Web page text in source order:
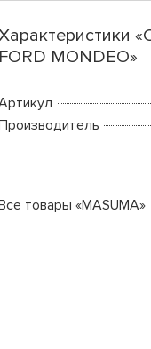
FORD MONDEO»
товары «MASUMA»